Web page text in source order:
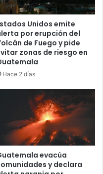
Unidos emite
por erupción del
de Fuego y pide
zonas de riesgo en
Hace 2 días
evacúa
y declara